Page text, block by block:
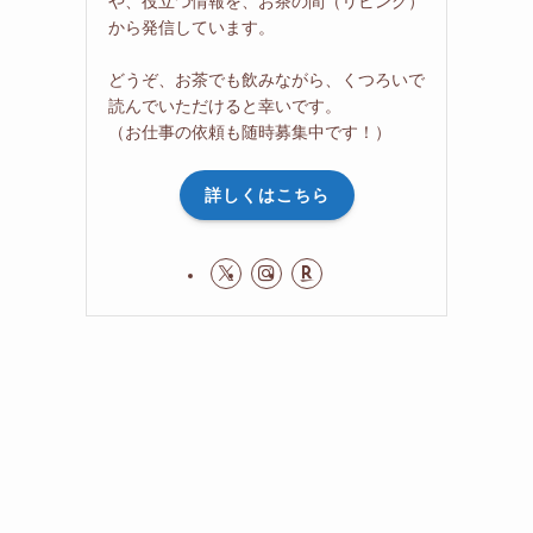
から発信しています。
どうぞ、お茶でも飲みながら、くつろいで
読んでいただけると幸いです。
（お仕事の依頼も随時募集中です！）
詳しくはこちら